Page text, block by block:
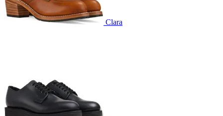
Clara